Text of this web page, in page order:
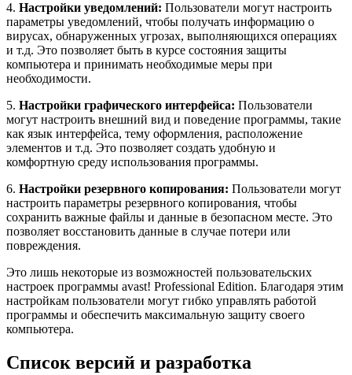
4. Настройки уведомлений: Пользователи могут настроить
параметры уведомлений, чтобы получать информацию о
вирусах, обнаруженных угрозах, выполняющихся операциях
и т.д. Это позволяет быть в курсе состояния защиты
компьютера и принимать необходимые меры при
необходимости.
5. Настройки графического интерфейса: Пользователи
могут настроить внешний вид и поведение программы, такие
как язык интерфейса, тему оформления, расположение
элементов и т.д. Это позволяет создать удобную и
комфортную среду использования программы.
6. Настройки резервного копирования: Пользователи могут
настроить параметры резервного копирования, чтобы
сохранить важные файлы и данные в безопасном месте. Это
позволяет восстановить данные в случае потери или
повреждения.
Это лишь некоторые из возможностей пользовательских
настроек программы avast! Professional Edition. Благодаря этим
настройкам пользователи могут гибко управлять работой
программы и обеспечить максимальную защиту своего
компьютера.
Список версий и разработка